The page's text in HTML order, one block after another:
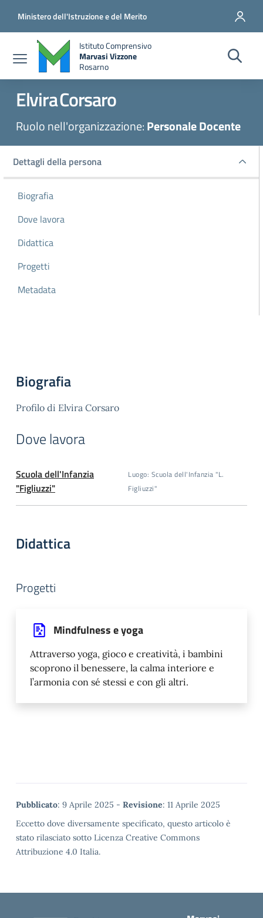
Ministero dell'Istruzione e del Merito
Istituto Comprensivo
Marvasi Vizzone
Rosarno
ElviraCorsaro
Ruolo nell'organizzazione:Personale Docente
Dettagli della persona
Dettagli della persona
Biografia
Dove lavora
Didattica
Progetti
Metadata
Biografia
Profilo di Elvira Corsaro
Dove lavora
Scuola dell'Infanzia
"Figliuzzi"
Luogo: Scuola dell'Infanzia "L.
Figliuzzi"
Didattica
Progetti
Mindfulness e yoga
Attraverso yoga, gioco e creatività, i bambini
scoprono il benessere, la calma interiore e
l’armonia con sé stessi e con gli altri.
Metadata
Pubblicato: 9 Aprile 2025 - Revisione: 11 Aprile 2025
Eccetto dove diversamente specificato, questo articolo è
stato rilasciato sotto Licenza Creative Commons
Attribuzione 4.0 Italia.